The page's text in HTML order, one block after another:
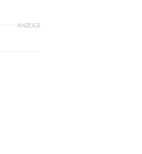
ANZEIGE